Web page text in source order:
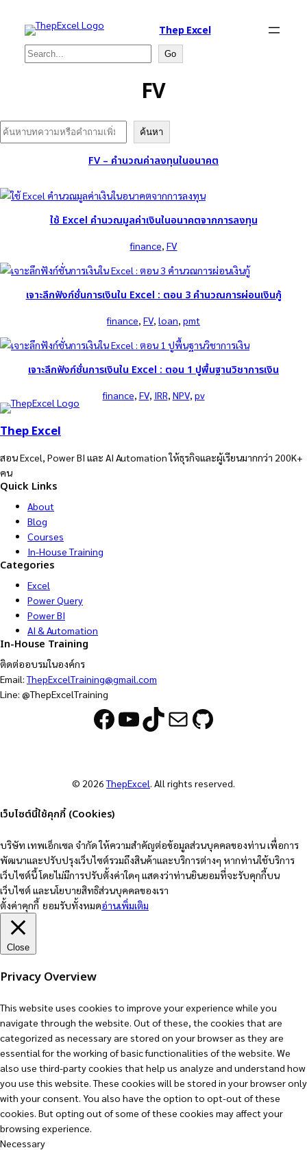
Thep Excel
Search Go
FV
Search ค้นหา
FV – คำนวณค่าลงทุนในอนาคต
ใช้ Excel คำนวณมูลค่าเงินในอนาคตจากการลงทุน
finance, FV
เจาะลึกฟังก์ชั่นการเงินใน Excel : ตอน 3 คำนวณการผ่อนเงินกู้
finance, FV, loan, pmt
เจาะลึกฟังก์ชั่นการเงินใน Excel : ตอน 1 ปูพื้นฐานวิชาการเงิน
finance, FV, IRR, NPV, pv
Thep Excel
สอน Excel, Power BI และ AI Automation ให้ธุรกิจและผู้เรียนมากกว่า 200K+
คน
Quick Links
About
Blog
Courses
In-House Training
Categories
Excel
Power Query
Power BI
AI & Automation
In-House Training
ติดต่ออบรมในองค์กร
Email:ThepExcelTraining@gmail.com
Line: @ThepExcelTraining
Facebook YouTube TikTok Mail GitHub
© 2026ThepExcel. All rights reserved.
เว็บไซต์นี้ใช้คุกกี้ (Cookies)
บริษัท เทพเอ็กเซล จำกัด ให้ความสำคัญต่อข้อมูลส่วนบุคคลของท่าน เพื่อการ
พัฒนาและปรับปรุงเว็บไซต์รวมถึงสินค้าและบริการต่างๆ หากท่านใช้บริการ
เว็บไซต์นี้ โดยไม่มีการปรับตั้งค่าใดๆ แสดงว่าท่านยินยอมที่จะรับคุกกี้บน
เว็บไซต์ และนโยบายสิทธิส่วนบุคคลของเรา
ตั้งค่าคุกกี้ ยอมรับทั้งหมดอ่านเพิ่มเติม
Close
Privacy Overview
This website uses cookies to improve your experience while you
navigate through the website. Out of these, the cookies that are
categorized as necessary are stored on your browser as they are
essential for the working of basic functionalities of the website. We
also use third-party cookies that help us analyze and understand how
you use this website. These cookies will be stored in your browser only
with your consent. You also have the option to opt-out of these
cookies. But opting out of some of these cookies may affect your
browsing experience.
Necessary